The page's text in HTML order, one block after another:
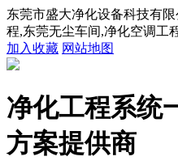
东莞市盛大净化设备科技有
程,东莞无尘车间,净化空调工
加入收藏 网站地图
净化工程系统
方案提供商